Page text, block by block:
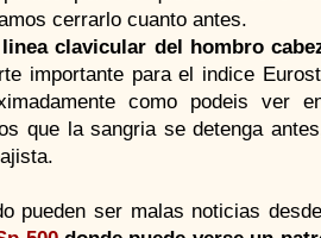
cerrarlo cuanto antes.
clavicular del hombro
importante para el indice
como podeis ver
que la sangria se detenga
pueden ser malas noticias